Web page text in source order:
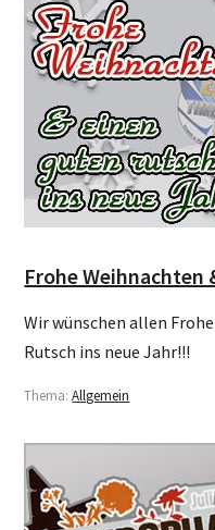
Frohe
Wir wünschen allen
Rutsch ins neue Jahr!!!
Thema:Allgemein